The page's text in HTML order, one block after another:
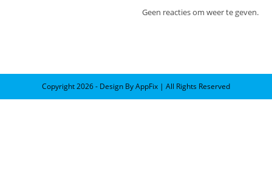
Geen reacties om weer te geven.
Copyright 2026 - Design By AppFix | All Rights Reserved